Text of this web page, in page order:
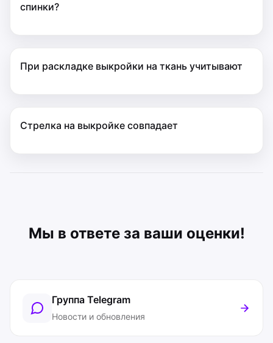
спинки?
При раскладке выкройки на ткань учитывают
Стрелка на выкройке совпадает
Мы в ответе за ваши оценки!
Группа Telegram
Новости и обновления